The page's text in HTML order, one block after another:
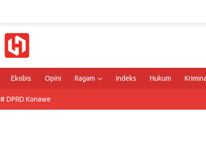
Ekobis Opini Ragam Indeks Hukum
# DPRD Konawe